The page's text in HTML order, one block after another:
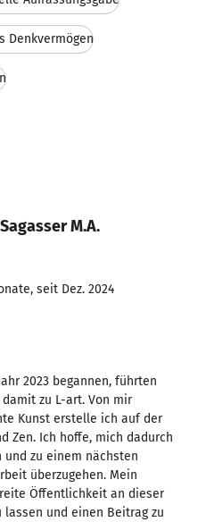
Denkvermögen
M.A.
seit Dez. 2024
2023 begannen, führten
zu L-art. Von mir
Kunst erstelle ich auf der
Zen. Ich hoffe, mich dadurch
zu einem nächsten
überzugehen. Mein
Öffentlichkeit an dieser
lassen und einen Beitrag zu